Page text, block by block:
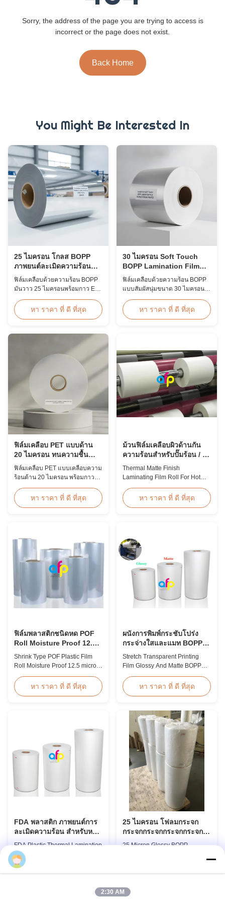
Sorry, the address of the page you are trying to access is
incorrect or the page does not exist.
Back Home
You Might Be Interested In
25 ไมครอน โกลส BOPP
ภาพยนต์ละเมิดความร้อน
EVA เกาหลี 2200 มม
ฟิล์มเคลือบด้วยความร้อน BOPP
มันวาว 25 ไมครอนพร้อมกาว EVA
มม. ความต้านทานแรงดึงสูง ≥150
MPa เหมาะสำหรับการปกป้อง
โปร่งใสที่ใสดุจคริสตัล
หา ราคา ที่ ดี ที่สุด
30 ไมครอน Soft Touch
BOPP Lamination Film
Double Corona รักษา
ฟิล์มเคลือบด้วยความร้อน BOPP
แบบสัมผัสนุ่มขนาด 30 ไมครอน
(≥42ไดน์) พื้นผิวสัมผัสที่นุ่มนวล
เหมาะสำหรับอัลบั้มภาพระดับ
เองที่มีอยู่
หา ราคา ที่ ดี ที่สุด
ฟิล์มเคลือบ PET แบบด้าน
20 ไมครอน ทนความชื้น
EVA
ฟิล์มเคลือบ PET แบบเคลือบความ
ร้อนด้าน 20 ไมครอน พร้อมกาว
เหมาะสำหรับการเคลือบบรรจุ
ภัณฑ์แบบยืดหยุ่นที่ความเร็วสูงถึง
หา ราคา ที่ ดี ที่สุด
ม้วนฟิล์มเคลือบผิวด้านกัน
ความร้อนสำหรับปั๊มร้อน / ส
ปอตยูวี
Thermal Matte Finish
Laminating Film Roll For Hot
Overview Thermal Roll Matte
Laminating Film 42 Dynes
UV Product Specifications
Specifications Model No. AFP-
Y18 AFP-Y20 AFP-Y22 AFP-
Y21 ...
หา ราคา ที่ ดี ที่สุด
ฟิล์มพลาสติกชนิดหด POF
Roll Moisture Proof 12.5
ไมครอน 15 ไมครอน
Shrink Type POF Plastic Film
Roll Moisture Proof 12.5 micron
Polyolefin POF Heat Shrink
Wrap Film is the most widely
tamper-evident. This clear,
หา ราคา ที่ ดี ที่สุด
ผนังการพิมพ์กระชับโปร่ง
กระจ่างใสและแมท BOPP
EVA
Stretch Transparent Printing
Film Glossy And Matte BOPP
toxic, pollution-free, high
transparency and gloss, low
ageing of corona, few defects
and good tearing off. This
product is mainly used for the
composition of printing, bag
making, adhesive ...
หา ราคา ที่ ดี ที่สุด
FDA พลาสติก ภาพยนต์การ
ละเมิดความร้อน สําหรับหลัง
พิมพ์พิมพ์
FDA Plastic Thermal Lamination
Film For Post Press Printing
Laminate Transparent Plastic
Roll Thermal Lamination Film
BOPP Thermal Lamination Film
หา ราคา ที่ ดี ที่สุด
25 ไมครอน โฟลมกระจก
กระจกกระจกกระจกกระจก
กระจกกระจกกระจก
25 Micron Glossy BOPP
Thermal Lamination Film
easy handling and smooth
หา ราคา ที่ ดี ที่สุด
2:30 AM